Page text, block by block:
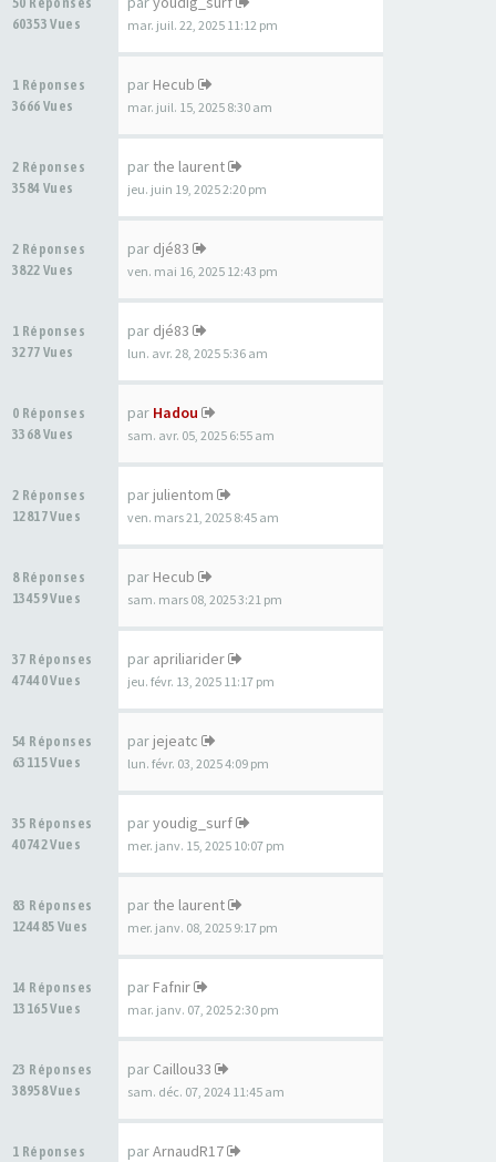
60353 Vues
mar. juil. 22, 2025 11:12 pm
1 Réponses
3666 Vues
par Hecub
mar. juil. 15, 2025 8:30 am
2 Réponses
3584 Vues
par the laurent
jeu. juin 19, 2025 2:20 pm
2 Réponses
3822 Vues
par djé83
ven. mai 16, 2025 12:43 pm
1 Réponses
3277 Vues
par djé83
lun. avr. 28, 2025 5:36 am
0 Réponses
3368 Vues
par Hadou
sam. avr. 05, 2025 6:55 am
2 Réponses
12817 Vues
par julientom
ven. mars 21, 2025 8:45 am
8 Réponses
13459 Vues
par Hecub
sam. mars 08, 2025 3:21 pm
37 Réponses
47440 Vues
par apriliarider
jeu. févr. 13, 2025 11:17 pm
54 Réponses
63115 Vues
par jejeatc
lun. févr. 03, 2025 4:09 pm
35 Réponses
40742 Vues
paryoudig_surf
mer. janv. 15, 2025 10:07 pm
83 Réponses
124485 Vues
par the laurent
mer. janv. 08, 2025 9:17 pm
14 Réponses
13165 Vues
par Fafnir
mar. janv. 07, 2025 2:30 pm
23 Réponses
38958 Vues
par Caillou33
sam. déc. 07, 2024 11:45 am
1 Réponses
parArnaudR17